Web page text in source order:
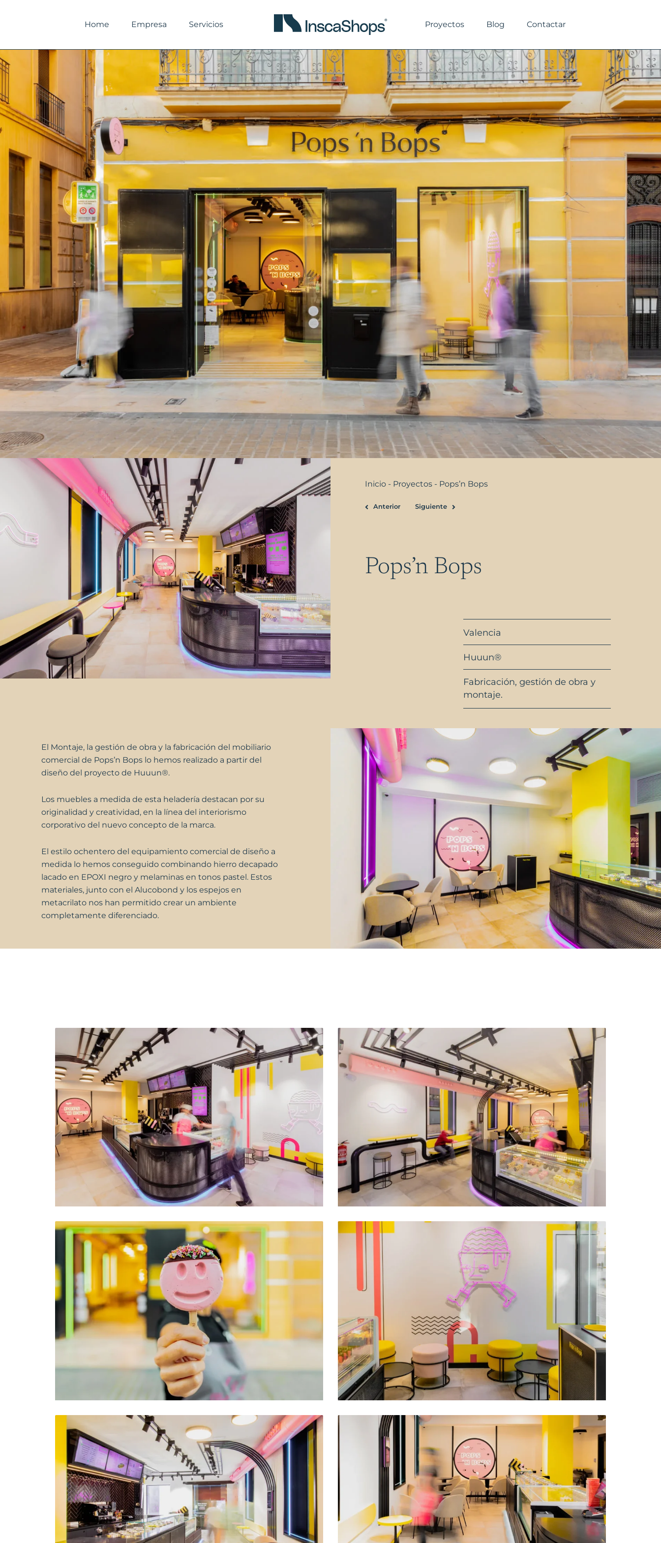
Home Empresa Servicios Proyectos Blog Contactar
Inicio - Proyectos - Pops’n Bops
Anterior Siguiente
Pops’n Bops
Valencia
Huuun®
Fabricación, gestión de obra y
montaje.
El Montaje, la gestión de obra y la fabricación del mobiliario
comercial de Pops’n Bopslo hemos realizado a partir del
diseño del proyecto de Huuun®.
Los muebles a medida de esta heladería destacan por su
originalidad y creatividad, en la línea del interiorismo
corporativo del nuevo concepto de la marca.
El estilo ochentero del equipamiento comercial de diseñoa
medida lo hemos conseguido combinando hierro decapado
lacado en EPOXI negro y melaminas en tonos pastel. Estos
materiales, junto con el Alucobond y los espejos en
metacrilato nos han permitido crear un ambiente
completamente diferenciado.